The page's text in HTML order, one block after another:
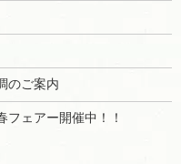
のご案内
ェアー開催中！！